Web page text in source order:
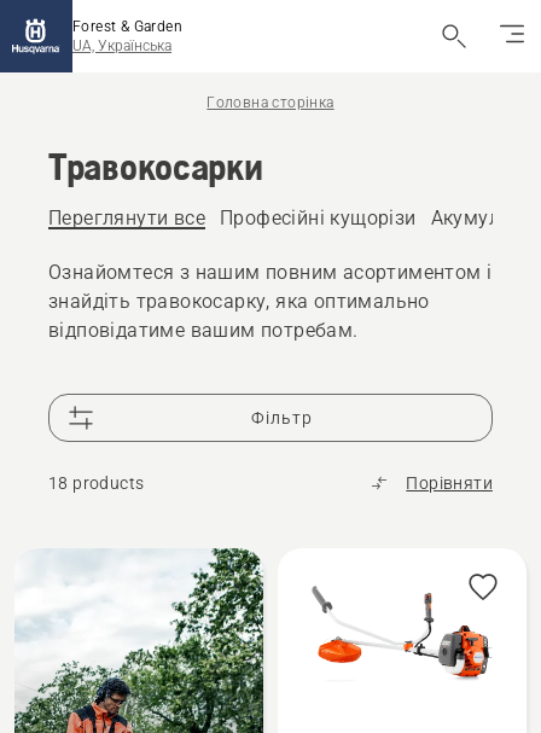
Forest & Garden
UA, Українська
Головна сторінка
Травокосарки
Переглянути все Професійні кущорізи
Ознайомтеся з нашим повним асортиментом і
знайдіть травокосарку, яка оптимально
відповідатиме вашим потребам.
Фільтр
18 products Порівняти
вироби